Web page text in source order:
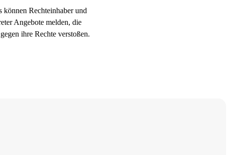
Rechteinhaber und
Angebote melden, die
ihre Rechte verstoßen.